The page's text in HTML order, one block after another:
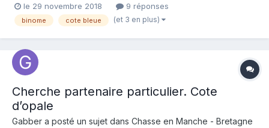
(de la poste) pour le trajet sur spot. J'ai aussi le permis bateau
mais sans le bateau qui va...
le 29 novembre 2018 9 réponses
binome cote bleue (et 3 en plus)
Cherche partenaire particulier. Cote
d’opale
Gabber a posté un sujet dans Chasse en Manche - Bretagne